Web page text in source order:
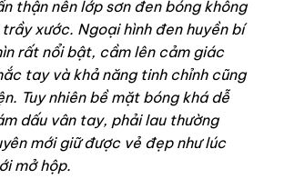
thận nên lớp sơn đen bóng không
xước. Ngoại hình đen huyền bí
rất nổi bật, cầm lên cảm giác
tay và khả năng tinh chỉnh cũng
Tuy nhiên bề mặt bóng khá dễ
dấu vân tay, phải lau thường
mới giữ được vẻ đẹp như lúc
mở hộp.